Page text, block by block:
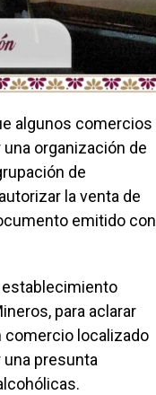
algunos comercios
organización de
de
la venta de
emitido con
establecimiento
para aclarar
comercio localizado
una presunta